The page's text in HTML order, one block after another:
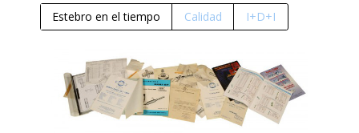
Estebro en el tiempo Calidad I+D+I